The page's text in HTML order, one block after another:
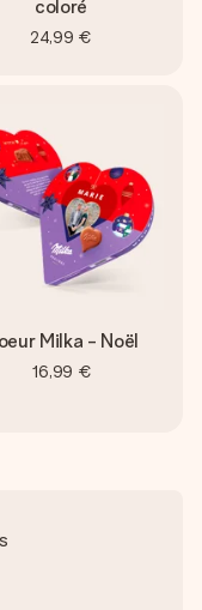
coloré
24,99 €
Milka - Noël
16,99 €